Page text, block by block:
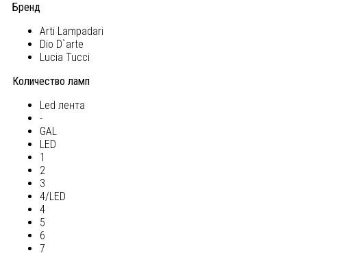
Бренд
Arti Lampadari
Dio D`arte
Lucia Tucci
Количество ламп
Led лента
-
GAL
LED
1
2
3
4/LED
4
5
6
7